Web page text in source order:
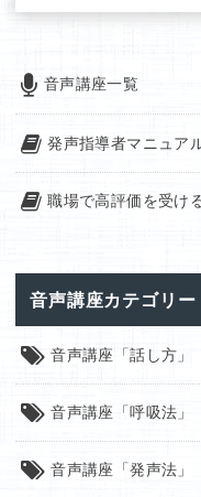
音声講座一覧
発声指導者マニュア
職場で高評価を受け
音声講座カテゴリー
音声講座「話し方」
音声講座「呼吸法」
音声講座「発声法」